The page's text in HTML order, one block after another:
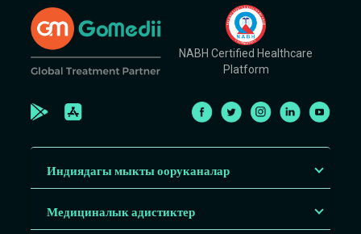
NABH Certified Healthcare
Platform
Индиядагы мыкты ооруканалар
Медициналык адистиктер